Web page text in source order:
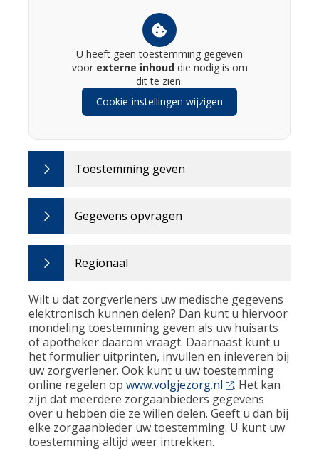
U heeft geen toestemming gegeven
voor externe inhouddie nodig is om
dit te zien.
Cookie-instellingen wijzigen
Toestemming geven
Gegevens opvragen
Regionaal
Wilt u dat zorgverleners uw medische gegevens
elektronisch kunnen delen? Dan kunt u hiervoor
mondeling toestemming geven als uw huisarts
of apotheker daarom vraagt. Daarnaast kunt u
het formulier uitprinten, invullen en inleveren bij
uw zorgverlener. Ook kunt u uw toestemming
online regelen op www.volgjezorg.nl
. Het kan
zijn dat meerdere zorgaanbieders gegevens
over u hebben die ze willen delen. Geeft u dan bij
elke zorgaanbieder uw toestemming. U kunt uw
toestemming altijd weer intrekken.